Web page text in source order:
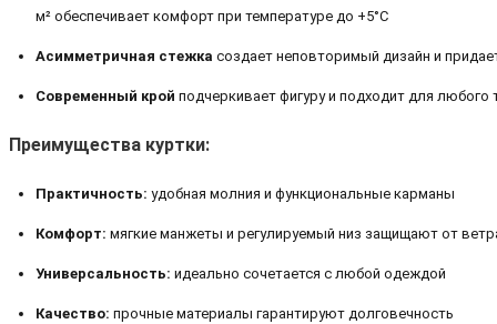
м² обеспечивает комфорт при температуре до +5°C
Асимметричная стежка создает неповторимый дизайн и
Современный крой подчеркивает фигуруи подходит для любого
Преимущества куртки:
Практичность: удобная молния и функциональные карманы
Комфорт: мягкие манжеты и регулируемый низ защищают от
Универсальность: идеально сочетается с любой одеждой
Качество: прочные материалы гарантируют долговечность